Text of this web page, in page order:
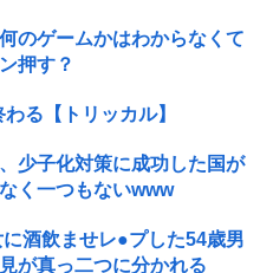
のゲームかはわからなくて
押す？
る【トリッカル】
少子化対策に成功した国が
く一つもないwww
酒飲ませレ●プした54歳男
が真っ二つに分かれる